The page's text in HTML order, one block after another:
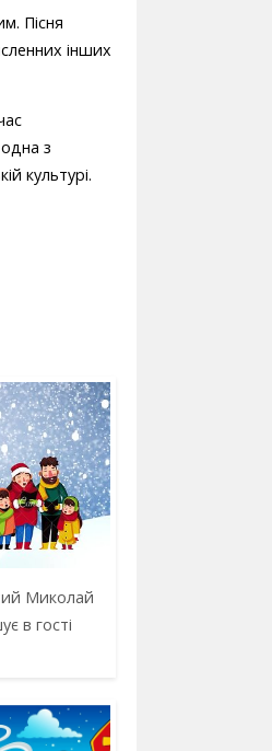
Пісня
інших
з
культурі.
Миколай
в гості